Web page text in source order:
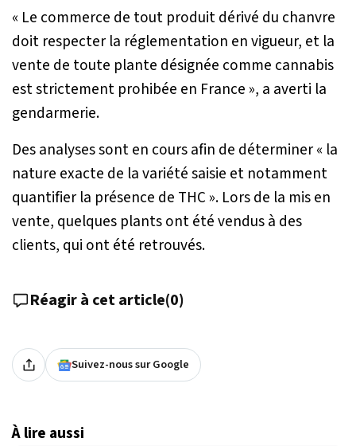
« Le commerce de tout produit dérivé du chanvre
doit respecter la réglementation en vigueur, et la
vente de toute plante désignée comme cannabis
est strictement prohibée en France », a averti la
gendarmerie.
Des analyses sont en cours afin de déterminer« la
nature exacte de la variété saisie et notamment
quantifier la présence de THC ». Lors de la mis en
vente, quelques plants ont été vendus à des
clients, qui ont été retrouvés.
Réagir à cet article(0)
Suivez-nous sur Google
À lire aussi